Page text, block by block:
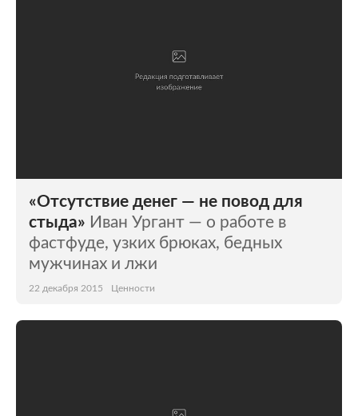
«Отсутствие денег — не повод для
стыда» Иван Ургант — о работе в
фастфуде, узких брюках, бедных
мужчинах и лжи
22 декабря 2015 Ценности